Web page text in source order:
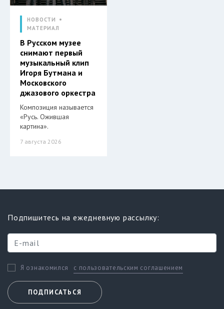
НОВОСТИ
МАТЕРИАЛ
В Русском музее
снимают первый
музыкальный клип
Игоря Бутмана и
Московского
джазового оркестра
Композиция называется
«Русь. Ожившая
картина».
7 августа 2026
Подпишитесь на ежедневную рассылку:
Я ознакомился с пользовательским соглашением
ПОДПИСАТЬСЯ